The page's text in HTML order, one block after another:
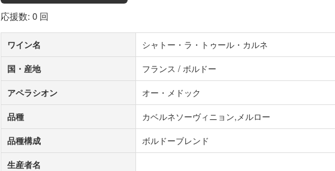
応援数: 0回
ワイン名
シャトー・ラ・トゥール・カルネ
国・産地
フランス / ボルドー
アペラシオン
オー・メドック
品種
カベルネソーヴィニョン,メルロー
品種構成
ボルドーブレンド
生産者名